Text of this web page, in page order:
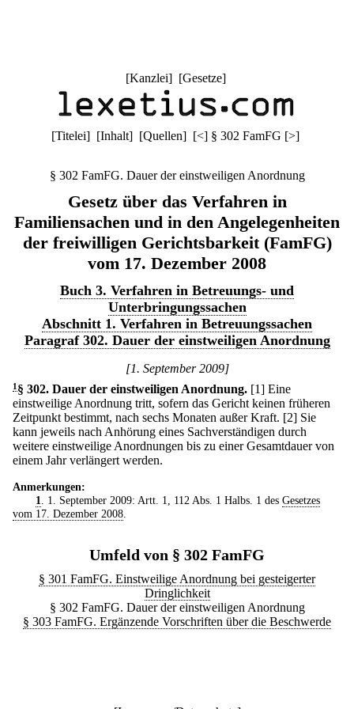
[Kanzlei] [Gesetze]
[Titelei] [Inhalt] [Quellen] [<] § 302 FamFG [>]
§ 302 FamFG. Dauer der einstweiligen Anordnung
Gesetz über das Verfahren in
Familiensachen und in den Angelegenheiten
der freiwilligen Gerichtsbarkeit (FamFG)
vom 17. Dezember 2008
Buch 3. Verfahren in Betreuungs- und
Unterbringungssachen
Abschnitt 1. Verfahren in Betreuungssachen
Paragraf 302. Dauer der einstweiligen Anordnung
[1. September 2009]
1 § 302. Dauer der einstweiligen Anordnung. [1] Eine
einstweilige Anordnung tritt, sofern das Gericht keinen früheren
Zeitpunkt bestimmt, nach sechs Monaten außer Kraft. [2] Sie
kann jeweils nach Anhörung eines Sachverständigen durch
weitere einstweilige Anordnungen bis zu einer Gesamtdauer von
einem Jahr verlängert werden.
Anmerkungen:
1
. 1. September 2009: Artt. 1, 112 Abs. 1 Halbs. 1 des Gesetzes
vom 17. Dezember 2008
Umfeld von § 302 FamFG
§ 301 FamFG. Einstweilige Anordnung bei gesteigerter
Dringlichkeit
§ 302 FamFG. Dauer der einstweiligen Anordnung
§ 303 FamFG. Ergänzende Vorschriften über die Beschwerde